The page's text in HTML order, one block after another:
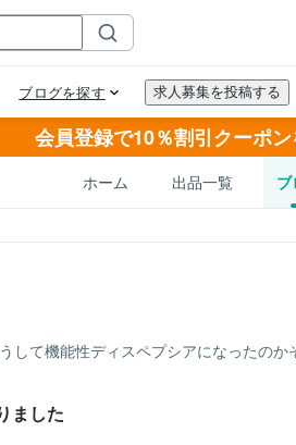
会員登録で10％割引クーポン
ホーム 出品一覧
して機能性ディスペプシアになったのか
ました